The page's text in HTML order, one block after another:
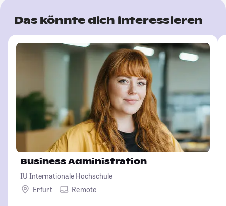
Das könnte dich interessieren
Business Administration
IU Internationale Hochschule
Erfurt
Remote